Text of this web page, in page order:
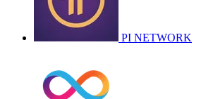
PI NETWORK